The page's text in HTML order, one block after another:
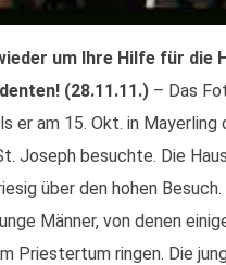
um Ihre Hilfe für die
(28.11.11.) – Das
er am 15. Okt. in Mayerling
Joseph besuchte. Die
über den hohen Besuch.
Männer, von denen
Priestertum ringen. Die